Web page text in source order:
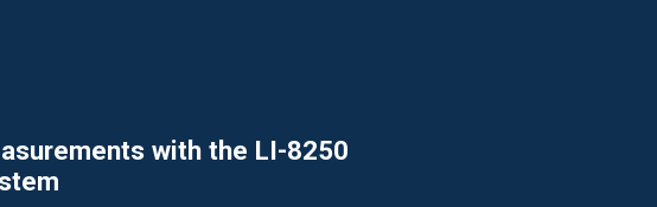
with the LI-8250